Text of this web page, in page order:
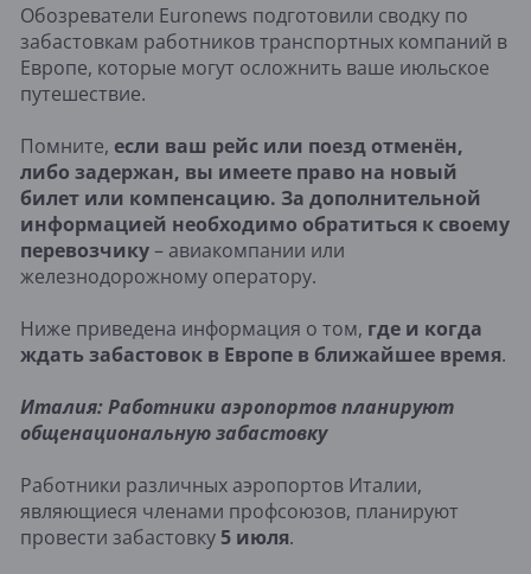
Обозреватели Euronews подготовили сводку по
забастовкам работников транспортных компаний в
Европе, которые могут осложнить ваше июльское
путешествие.
Помните, если ваш рейс или поезд отменён,
либо задержан, вы имеете право на новый
билет или компенсацию. За дополнительной
информацией необходимо обратиться к своему
перевозчику– авиакомпании или
железнодорожному оператору.
Ниже приведена информация о том, где и когда
ждать забастовок в Европе в ближайшее время.
Италия: Работники аэропортов планируют
общенациональную забастовку
Работники различных аэропортов Италии,
являющиеся членами профсоюзов, планируют
провести забастовку 5 июля.